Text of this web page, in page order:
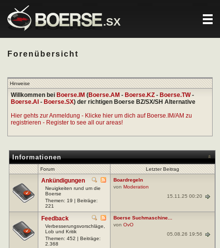
.SX
Forenübersicht
Hinweise
Willkommen bei Boerse.IM (Boerse.AM - Boerse.KZ - Boerse.TW-
Boerse.AI - Boerse.SX) der richtigen Boerse BZ/SX/SH Alternative
Hier gehts zur Anmeldung - Klicke hier um dich auf Boerse.IM/AM zu
registrieren - Register to see all our areas!
Informationen
Forum Letzter Beitrag
Ankündigungen
Neuigkeiten rund um die
Boerse
Themen: 19 | Beiträge:
221
Boardregeln
von Moderation
15.11.25 00:20
Feedback
Verbesserungsvorschläge,
Lob und Kritik
Themen: 452 | Beiträge:
2.368
Boerse Suchmaschine...
von OvO
05.08.26 19:56